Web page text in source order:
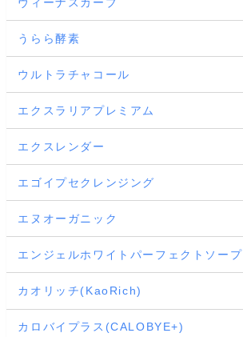
うらら酵素
ウルトラチャコール
エクスラリアプレミアム
エクスレンダー
エゴイプセクレンジング
エヌオーガニック
エンジェルホワイトパーフェクトソープ
カオリッチ(KaoRich)
カロバイプラス(CALOBYE+)